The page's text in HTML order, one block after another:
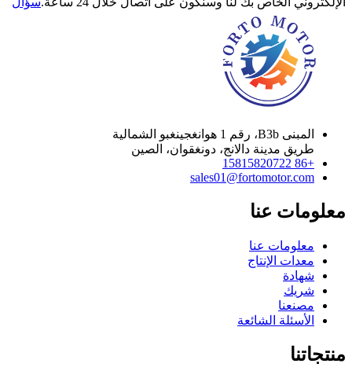
المبنى B3b، رقم 1 هوانغجينغبو الشمالية
طريق مدينة دالانج، دونغقوان، الصين
+86 15815820722
sales01@fortomotor.com
معلومات عنا
معلومات عنا
معدات الإنتاج
شهادة
شريك
مصنعنا
الأسئلة الشائعة
منتجاتنا